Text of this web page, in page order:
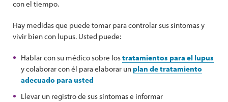
con el tiempo.
Hay medidas que puede tomar para controlar sus síntomas y
vivir bien con lupus. Usted puede:
Hablar con su médico sobre lostratamientos para el lupus
y colaborar con él para elaborar unplan de tratamiento
adecuado para usted
Llevar un registro de sus síntomas e informar